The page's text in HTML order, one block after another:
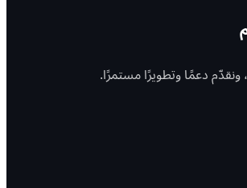
ونقدّم دعمًا وتطويرًا مستمرًا.